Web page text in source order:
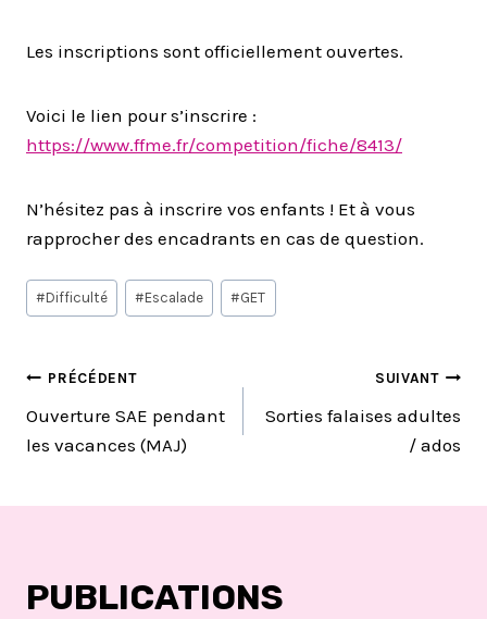
Les inscriptions sont officiellement ouvertes.
Voici le lien pour s’inscrire :
https://www.ffme.fr/competition/fiche/8413/
N’hésitez pas à inscrire vos enfants ! Et à vous
rapprocher des encadrants en cas de question.
Étiquettes
de
publication :
#Difficulté #Escalade #GET
NAVIGATION
DE
PRÉCÉDENT
Ouverture SAE pendant
les vacances (MAJ)
SUIVANT
Sorties falaises adultes
/ ados
PUBLICATIONS